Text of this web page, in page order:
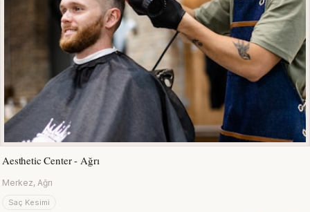
Aesthetic Center - Ağrı
Merkez, Ağrı
Saç Kesimi